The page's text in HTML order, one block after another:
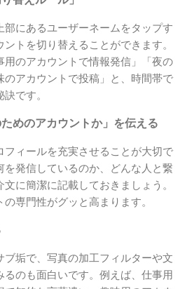
部にあるユーザーネームをタップす
トを切り替えることができます。
用のアカウントで情報発信」「夜の
のアカウントで投稿」と、時間帯で
です。
めのアカウントか」を伝える
フィールを充実させることが大切で
発信しているのか、どんな人と繋
に簡潔に記載しておきましょう。
専門性がグッと高まります。
ブ垢で、写真の加工フィルターや文
のも面白いです。例えば、仕事用